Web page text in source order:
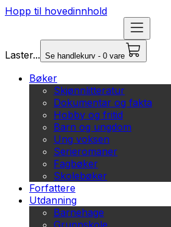
Hopp til hovedinnhold
Laster... Se handlekurv - 0 vare
Bøker
Skjønnlitteratur
Dokumentar og fakta
Hobby og fritid
Barn og ungdom
Ung voksen
Serieromaner
Fagbøker
Skolebøker
Forfattere
Utdanning
Barnehage
Grunnskole